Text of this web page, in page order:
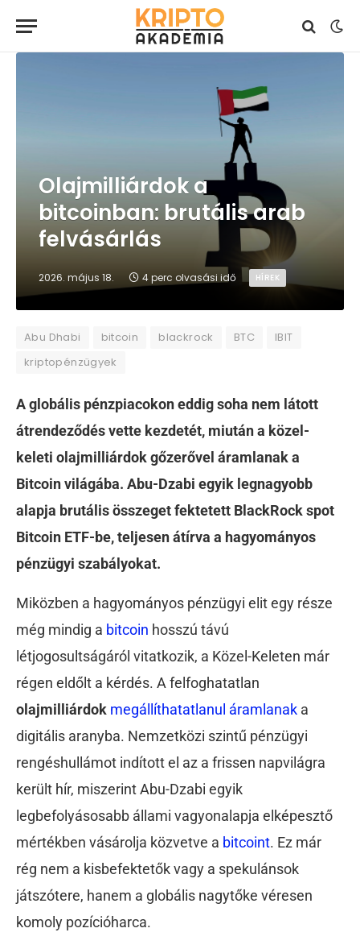
Olajmilliárdok a
bitcoinban: brutális arab
felvásárlás
2026. május 18. 4 perc olvasási idő HÍREK
Abu Dhabi bitcoin blackrock BTC
IBIT
kriptopénzügyek
A globális pénzpiacokon eddig soha nem látott
átrendeződés vette kezdetét, miután a közel-
keleti olajmilliárdok gőzerővel áramlanak a
Bitcoin világába. Abu-Dzabi egyik legnagyobb
alapja brutális összeget fektetett BlackRock spot
Bitcoin ETF-be, teljesen átírva a hagyományos
pénzügyi szabályokat.
Miközben a hagyományos pénzügyi elit egy része
még mindig a bitcoin hosszú távú
létjogosultságáról vitatkozik, a Közel-Keleten már
régen eldőlt a kérdés. A felfoghatatlan
olajmilliárdok megállíthatatlanul áramlanak a
digitális aranyba. Nemzetközi szintű pénzügyi
rengéshullámot indított el az a frissen napvilágra
került hír, miszerint Abu-Dzabi egyik
legbefolyásosabb állami vagyonalapja elképesztő
mértékben vásárolja közvetve a bitcoint. Ez már
rég nem a kisbefektetők vagy a spekulánsok
játszótere, hanem a globális nagytőke véresen
komoly pozícióharca.